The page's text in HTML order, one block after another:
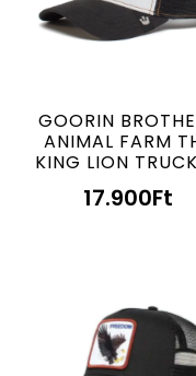
GOORIN
ANIMAL FARM
KING LION
17.900Ft